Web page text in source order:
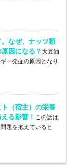
なぜ、ナッツ類
因になる？ 大豆油
ー発症の原因となり
（宿主）の栄養
る影響！ この話は
題を抱えているヒ